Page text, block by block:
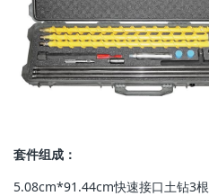
套件组成：
5.08cm*91.44cm快速接口土钻3根